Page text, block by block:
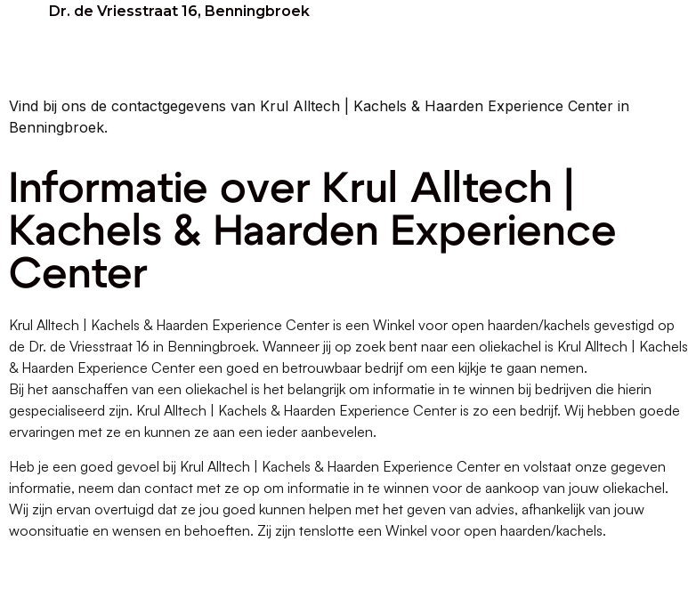
Dr. de Vriesstraat 16, Benningbroek
Vind bij ons de contactgegevens van Krul Alltech | Kachels & Haarden Experience Center in
Benningbroek.
Informatie over Krul Alltech |
Kachels & Haarden Experience
Center
Krul Alltech | Kachels & Haarden Experience Center is een Winkel voor open haarden/kachels gevestigd op
de Dr. de Vriesstraat 16 in Benningbroek. Wanneer jij op zoek bent naar een oliekachel is Krul Alltech | Kachels
& Haarden Experience Center een goed en betrouwbaar bedrijf om een kijkje te gaan nemen.
Bij het aanschaffen van een oliekachel is het belangrijk om informatie in te winnen bij bedrijven die hierin
gespecialiseerd zijn. Krul Alltech | Kachels & Haarden Experience Center is zo een bedrijf. Wij hebben goede
ervaringen met ze en kunnen ze aan een ieder aanbevelen.
Heb je een goed gevoel bij Krul Alltech | Kachels & Haarden Experience Center en volstaat onze gegeven
informatie, neem dan contact met ze op om informatie in te winnen voor de aankoop van jouw oliekachel.
Wij zijn ervan overtuigd dat ze jou goed kunnen helpen met het geven van advies, afhankelijk van jouw
woonsituatie en wensen en behoeften. Zij zijn tenslotte een Winkel voor open haarden/kachels.